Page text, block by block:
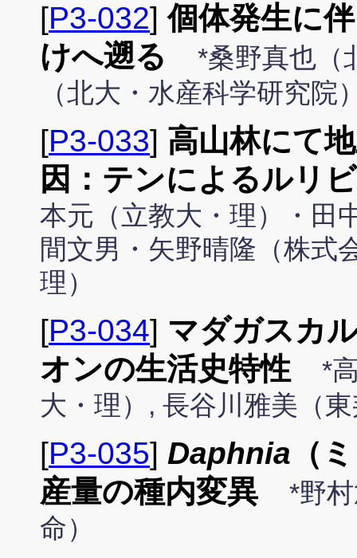
[P3-032]個体発生に
けへ遡る
*桑野真也（
（北大・水産科学研究院
[P3-033] 高山林にて
因：テンによるルリ
本元（立教大・理）・田
間文男・矢野晴隆（株式
理）
[P3-034] マダガスカ
オンの生活史特性
*
大・理）, 長谷川雅美（
[P3-035] Daphnia （
産量の種内変異
*野
命）